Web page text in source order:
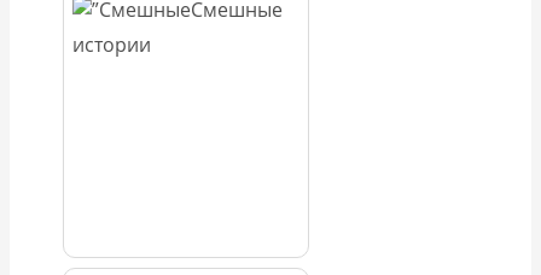
Смешные
истории